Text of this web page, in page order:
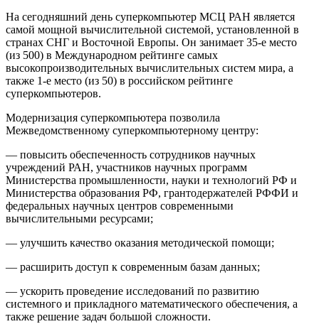
На сегодняшний день суперкомпьютер МСЦ РАН является
самой мощной вычислительной системой, установленной в
странах СНГ и Восточной Европы. Он занимает 35-е место
(из 500) в Международном рейтинге самых
высокопроизводительных вычислительных систем мира, а
также 1-е место (из 50) в российском рейтинге
суперкомпьютеров.
Модернизация суперкомпьютера позволила
Межведомственному суперкомпьютерному центру:
— повысить обеспеченность сотрудников научных
учреждений РАН, участников научных программ
Министерства промышленности, науки и технологий РФ и
Министерства образования РФ, грантодержателей РФФИ и
федеральных научных центров современными
вычислительными ресурсами;
— улучшить качество оказания методической помощи;
— расширить доступ к современным базам данных;
— ускорить проведение исследований по развитию
системного и прикладного математического обеспечения, а
также решение задач большой сложности.